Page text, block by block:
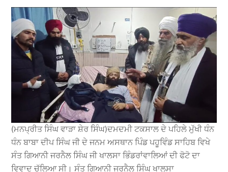
(ਮਨਪ੍ਰੀਤ ਸਿੰਘ ਵਾੜਾ ਸ਼ੇਰ ਸਿੰਘ)ਦਮਦਮੀ ਟਕਸਾਲ ਦੇ ਪਹਿਲੇ ਮੁੱਖੀ ਧੰਨ
ਧੰਨ ਬਾਬਾ ਦੀਪ ਸਿੰਘ ਜੀ ਦੇ ਜਨਮ ਅਸਥਾਨ ਪਿੰਡ ਪਹੂਵਿੰਡ ਸਾਹਿਬ ਵਿਖੇ
ਸੰਤ ਗਿਆਨੀ ਜਰਨੈਲ ਸਿੰਘ ਜੀ ਖਾਲਸਾ ਭਿੰਡਰਾਂਵਾਲਿਆਂ ਦੀ ਫੋਟੋ ਦਾ
ਵਿਵਾਦ ਚੱਲਿਆ ਸੀ। ਸੰਤ ਗਿਆਨੀ ਜਰਨੈਲ ਸਿੰਘ ਖਾਲਸਾ